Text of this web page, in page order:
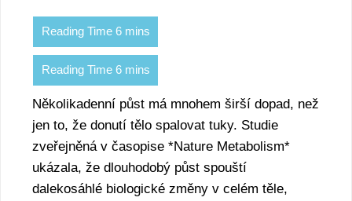
Několikadenní půst má mnohem širší dopad, než
jen to, že donutí tělo spalovat tuky. Studie
zveřejněná v časopise *Nature Metabolism*
ukázala, že dlouhodobý půst spouští
dalekosáhlé biologické změny v celém těle,